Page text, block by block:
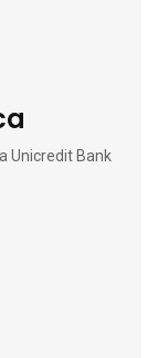
Unicredit Bank